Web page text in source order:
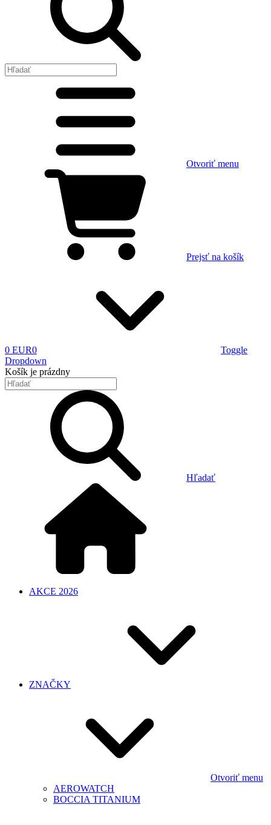
Otvoriť menu
Prejsť na košík
0 EUR0
Toggle
Dropdown
Košík je prázdny
Hľadať
AKCE 2026
ZNAČKY
Otvoriť menu
AEROWATCH
BOCCIA TITANIUM